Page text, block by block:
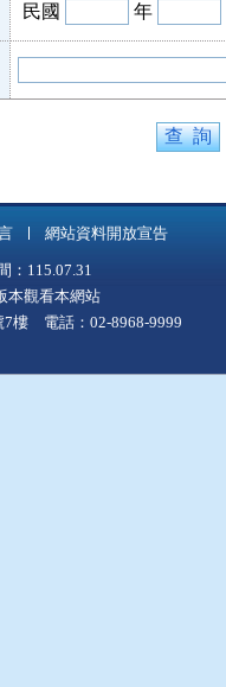
民國 年
網站資料開放宣告
：115.07.31
本觀看本網站
7樓 電話：02-8968-9999